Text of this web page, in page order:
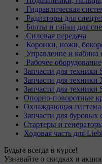
Гидравлическая
Радиаторы для
Болты и гайки для
Силовая передача
Коронки, ножи,
Управление и кабина
Рабочее оборудование
Запчасти для техники
Запчасти для техники
Запчасти для техники
Опорно-поворотные
Охлаждающая система
Запчасти для
Стартеры и
Ходовая часть для
Будьте всегда в курсе!
Узнавайте о скидках и